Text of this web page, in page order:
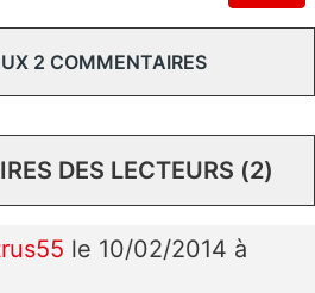
2 COMMENTAIRES
DES LECTEURS (2)
le 10/02/2014 à